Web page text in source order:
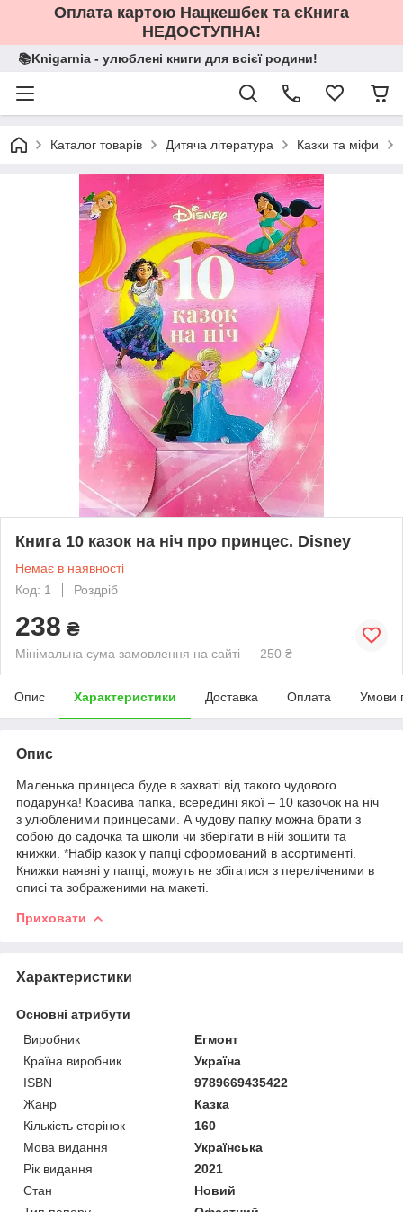
Оплата картою Нацкешбек та єКнига
НЕДОСТУПНА!
📚Knigarnia - улюблені книги для всієї родини!
Каталог товарів Дитяча література Казки та міфи
Книга 10 казок на ніч про принцес. Disney
Немає в наявності
Код: 1
Роздріб
238 ₴
Мінімальна сума замовлення на сайті — 250 ₴
Опис Характеристики Доставка Оплата Умови
Опис
Маленька принцеса буде в захваті від такого чудового
подарунка! Красива папка, всередині якої – 10 казочок на ніч
з улюбленими принцесами. А чудову папку можна брати з
собою до садочка та школи чи зберігати в ній зошити та
книжки. *Набір казок у папці сформований в асортименті.
Книжки наявні у папці, можуть не збігатися з переліченими в
описі та зображеними на макеті.
Приховати
Характеристики
Основні атрибути
Виробник
Егмонт
Країна виробник
Україна
ISBN
9789669435422
Жанр
Казка
Кількість сторінок
160
Мова видання
Українська
Рік видання
2021
Стан
Новий